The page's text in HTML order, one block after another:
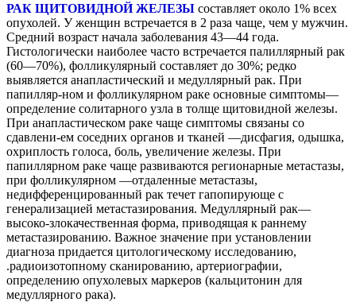
РАК ЩИТОВИДНОЙ ЖЕЛЕЗЫ составляет около 1% всех
опухолей. У женщин встречается в 2 раза чаще, чем у мужчин.
Средний возраст начала заболевания 43—44 года.
Гистологически наиболее часто встречается палиллярный рак
(60—70%), фолликулярный составляет до 30%; редко
выявляется анапластический и медуллярный рак. При
папилляр-ном и фолликулярном раке основные симптомы—
определение солитарного узла в толще щитовидной железы.
При анапластическом раке чаще симптомы связаны со
сдавлени-ем соседних органов и тканей —дисфагия, одышка,
охриплость голоса, боль, увеличение железы. При
папиллярном раке чаще развиваются регионарные метастазы,
при фолликулярном —отдаленные метастазы,
недифференцированный рак течет гапопирующе с
генерализацией метастазирования. Медуллярный рак—
высоко-злокачественная форма, приводящая к раннему
метастазированию. Важное значение при установлении
диагноза придается цитологическому исследованию,
.радиоизотопному сканированию, артериографии,
определению опухолевых маркеров (кальцитонин для
медуллярного рака).